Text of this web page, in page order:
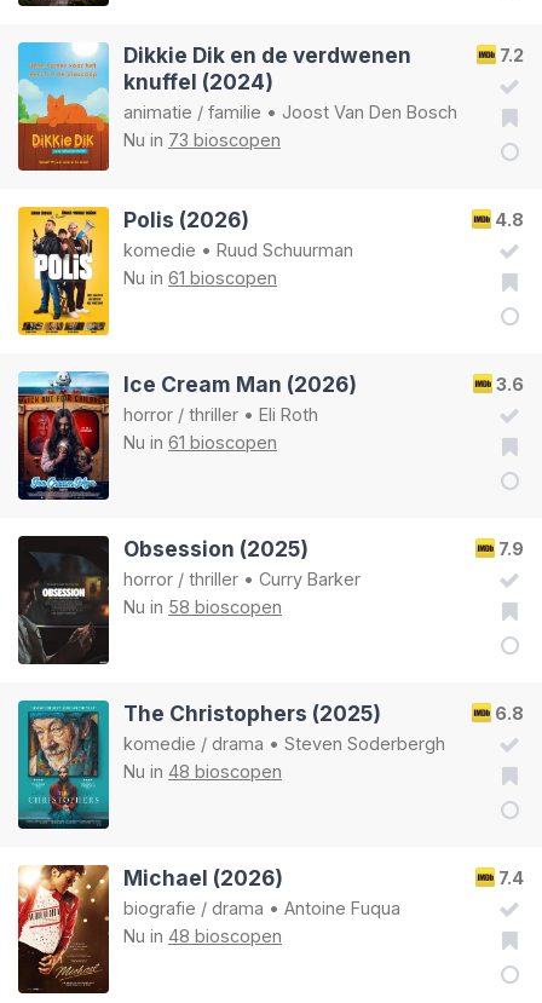
7.2
Dikkie Dik en de verdwenen
knuffel (2024)
animatie / familie • Joost Van Den Bosch
Nu in 73 bioscopen
4.8
Polis (2026)
komedie • Ruud Schuurman
Nu in 61 bioscopen
3.6
Ice Cream Man (2026)
horror / thriller • Eli Roth
Nu in 61 bioscopen
7.9
Obsession (2025)
horror / thriller • Curry Barker
Nu in 58 bioscopen
6.8
The Christophers (2025)
komedie / drama • Steven Soderbergh
Nu in 48 bioscopen
7.4
Michael (2026)
biografie / drama • Antoine Fuqua
Nu in 48 bioscopen